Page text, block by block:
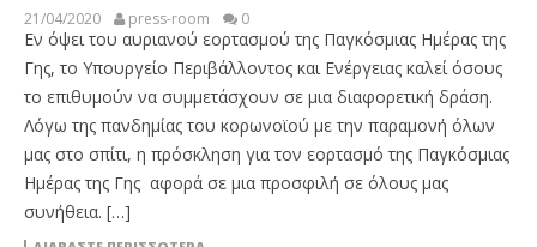
21/04/2020 press-room 0
Εν όψει του αυριανού εορτασμού της Παγκόσμιας Ημέρας της
Γης, το Υπουργείο Περιβάλλοντος και Ενέργειας καλεί όσους
το επιθυμούν να συμμετάσχουν σε μια διαφορετική δράση.
Λόγω της πανδημίας του κορωνοϊού με την παραμονή όλων
μας στο σπίτι, η πρόσκληση για τον εορτασμό της Παγκόσμιας
Ημέρας της Γης αφορά σε μια προσφιλή σε όλους μας
συνήθεια. […]